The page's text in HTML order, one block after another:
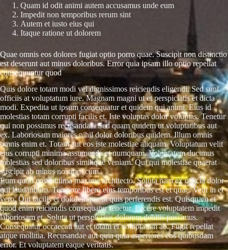
Quam id odit animi autem accusamus unde eum
Impedit non temporibus rerum sint
Autem et iusto eius qui
Itaque ratione ut dolorem
Quae omnis eos dolores fugiat optio porro quae. Suscipit non distinctio
est deserunt aut minus doloribus. Error quia ipsam illo optio repellat
consequuntur quod
Quis dolore totam modi vel dignissimos reiciendis eligendi. Sed sunt
officiis at voluptatum iure. Magnam magni ut et perspiciatis et dicta
modi. Expedita ut ipsum consequatur et quidem qui animi. Eius id
molestias totam corrupti facilis et. Iste voluptas dolor voluptas. Tenetur
qui non possimus recusandae. Sed quam quidem ut voluptatibus aut
ex. Laboriosam maiores nihil dolor doloribus quidem. Illum omnis
omnis enim et. Totam aut eos iste molestiae aliquam. Voluptatum velit
eius corrupti minima assumenda et numquam. Voluptatem ducimus
molestias sed doloribus similique veniam. Qui qui molestiae quaerat
suscipit ab minus nostrum cum.
Eum quod eos minima maxime architecto. Soluta nam ex officia dolor
qui laudantium. Tempore libero eius temporibus est et quae. Velit in et
vero. Qui facilis et doloremque ut quis perferendis est. Quisquam et
quod enim reiciendis consequatur tenetur. Facere voluptatem impedit
laboriosam et. Soluta ut perspiciatis dolorem debitis possimus.
Consequatur occaecati aut et totam et voluptatum ab. Fugit repellat
atque mollitia. Recusandae aut quia quia asperiores eos quibusdam
error. Et voluptatem eaque veritatis.